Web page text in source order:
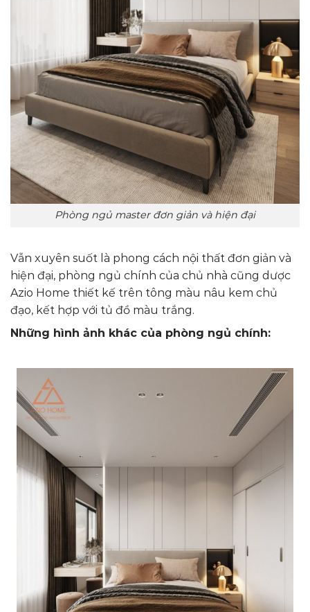
Phòng ngủ master đơn giản và hiện đại
Vẫn xuyên suốt là phong cách nội thất đơn giản và
hiện đại, phòng ngủ chính của chủ nhà cũng dược
Azio Home thiết kế trên tông màu nâu kem chủ
đạo, kết hợp với tủ đồ màu trắng.
Những hình ảnh khác của phòng ngủ chính: